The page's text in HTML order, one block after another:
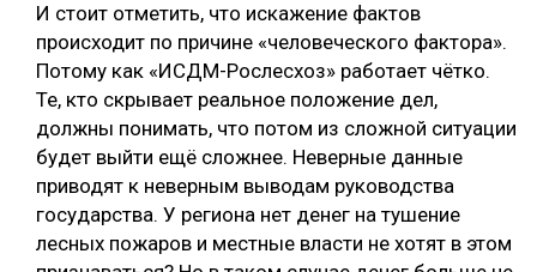
И стоит отметить, что искажение фактов
происходит по причине «человеческого фактора».
Потому как «ИСДМ-Рослесхоз» работает чётко.
Те, кто скрывает реальное положение дел,
должны понимать, что потом из сложной ситуации
будет выйти ещё сложнее. Неверные данные
приводят к неверным выводам руководства
государства. У региона нет денег на тушение
лесных пожаров и местные власти не хотят в этом